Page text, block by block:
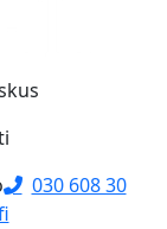
030 608 30